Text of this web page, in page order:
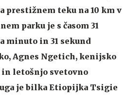
prestižnem teku na 10 km v
parku je s časom 31
minuto in 31 sekund
Agnes Ngetich, kenijsko
letošnjo svetovno
je bilka Etiopijka Tsigie